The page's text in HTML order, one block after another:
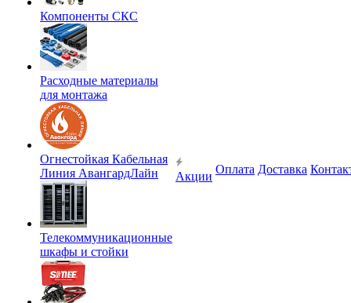
Компоненты СКС
Расходные материалы
для монтажа
Огнестойкая Кабельная
Линия АвангардЛайн
Телекоммуникационные
шкафы и стойки
Акции
Оплата Доставка